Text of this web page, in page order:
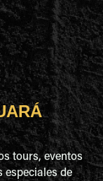
tours, eventos
de